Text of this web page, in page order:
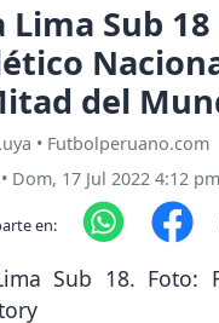
Lima Sub
del
• Futbolperuano.com
• Dom, 17 Jul 2022 4:12 pm
en: